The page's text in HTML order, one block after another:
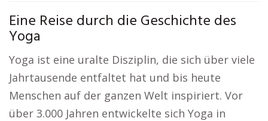
Eine Reise durch die Geschichte des
Yoga
Yoga ist eine uralte Disziplin, die sich über viele
Jahrtausende entfaltet hat und bis heute
Menschen auf der ganzen Welt inspiriert. Vor
über 3.000 Jahren entwickelte sich Yoga in